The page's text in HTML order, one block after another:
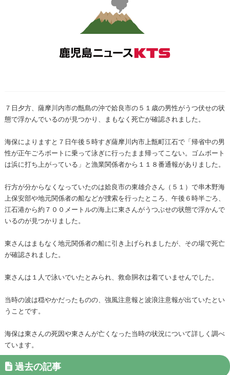
７日夕方、薩摩川内市の甑島の沖で姶良市の５１歳の男性がうつ伏せの状
態で浮かんでいるのが見つかり、まもなく死亡が確認されました。
海保によりますと７日午後５時すぎ薩摩川内市上甑町江石で「帰省中の男
性が正午ごろボートに乗って泳ぎに行ったまま帰ってこない。ゴムボート
は浜に打ち上がっている」と漁業関係者から１１８番通報がありました。
行方が分からなくなっていたのは姶良市の東雄介さん（５１）で串木野海
上保安部や地元関係者の船などが捜索を行ったところ、午後６時半ごろ、
江石港から約７００メートルの海上に東さんがうつぶせの状態で浮かんで
いるのが見つかりました。
東さんはまもなく地元関係者の船に引き上げられましたが、その場で死亡
が確認されました。
東さんは１人で泳いでいたとみられ、救命胴衣は着ていませんでした。
当時の波は穏やかだったものの、強風注意報と波浪注意報が出ていたとい
うことです。
海保は東さんの死因や東さんが亡くなった当時の状況について詳しく調べ
ています。
過去の記事